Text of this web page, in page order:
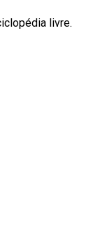
livre.